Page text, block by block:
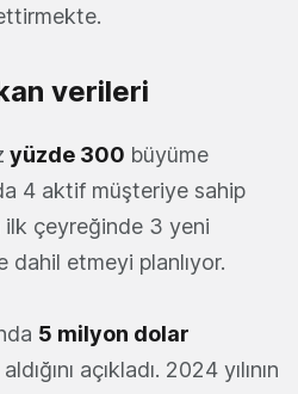
verileri
yüzde 300 büyüme
4 aktif müşteriye sahip
ilk çeyreğinde 3 yeni
dahil etmeyi planlıyor.
5 milyon dolar
açıkladı. 2024 yılının